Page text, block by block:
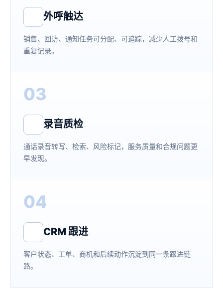
外呼触达
销售、回访、通知任务可分配、可追踪，减少人工拨号和
重复记录。
03
录音质检
通话录音转写、检索、风险标记，服务质量和合规问题更
早发现。
04
CRM 跟进
客户状态、工单、商机和后续动作沉淀到同一条跟进链
路。